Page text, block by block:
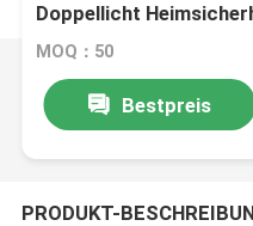
Doppellicht
Kamera
MOQ：50
Bestpreis
PRODUKT-